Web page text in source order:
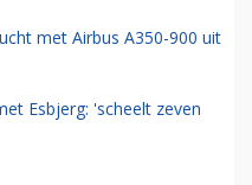
met Airbus A350-900 uit
Esbjerg: 'scheelt zeven